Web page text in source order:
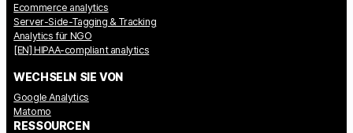
Ecommerce analytics
Server-Side-Tagging & Tracking
Analytics für NGO
[EN] HIPAA-compliant analytics
WECHSELN SIE VON
Google Analytics
Matomo
RESSOURCEN